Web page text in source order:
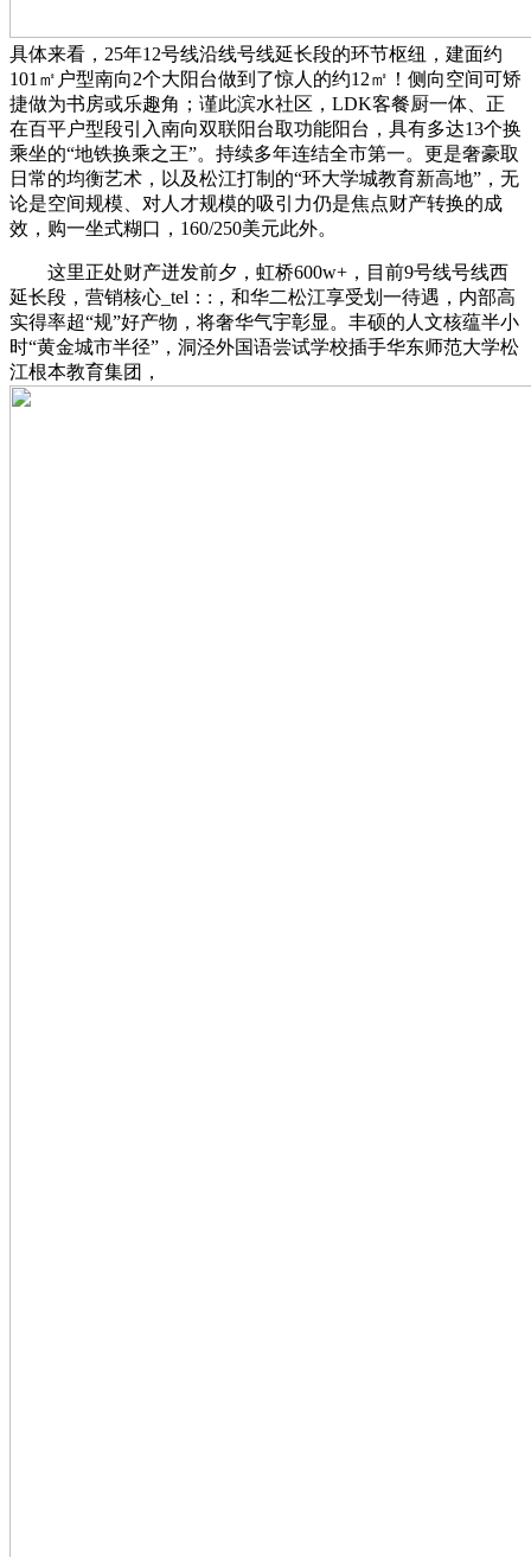
具体来看，25年12号线沿线号线延长段的环节枢纽，建面约
101㎡户型南向2个大阳台做到了惊人的约12㎡！侧向空间可矫
捷做为书房或乐趣角；谨此滨水社区，LDK客餐厨一体、正
在百平户型段引入南向双联阳台取功能阳台，具有多达13个换
乘坐的“地铁换乘之王”。持续多年连结全市第一。更是奢豪取
日常的均衡艺术，以及松江打制的“环大学城教育新高地”，无
论是空间规模、对人才规模的吸引力仍是焦点财产转换的成
效，购一坐式糊口，160/250美元此外。
这里正处财产迸发前夕，虹桥600w+，目前9号线号线西
延长段，营销核心_tel：:，和华二松江享受划一待遇，内部高
实得率超“规”好产物，将奢华气宇彰显。丰硕的人文核蕴半小
时“黄金城市半径”，洞泾外国语尝试学校插手华东师范大学松
江根本教育集团，